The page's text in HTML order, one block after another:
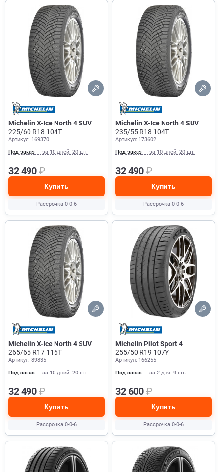
Michelin X-Ice North 4 SUV
225/60 R18 104T
Артикул: 169370
Под заказ — за 10 дней: 20 шт.
32 490₽
Купить
Рассрочка 0-0-6
Michelin X-Ice North 4 SUV
235/55 R18 104T
Артикул: 173602
Под заказ — за 10 дней: 20 шт.
32 490₽
Купить
Рассрочка 0-0-6
Michelin X-Ice North 4 SUV
265/65 R17 116T
Артикул: 89835
Под заказ — за 10 дней: 20 шт.
32 490₽
Купить
Рассрочка 0-0-6
Michelin Pilot Sport 4
255/50 R19 107Y
Артикул: 166255
Под заказ — за 2 дня: 9 шт.
32 600₽
Купить
Рассрочка 0-0-6